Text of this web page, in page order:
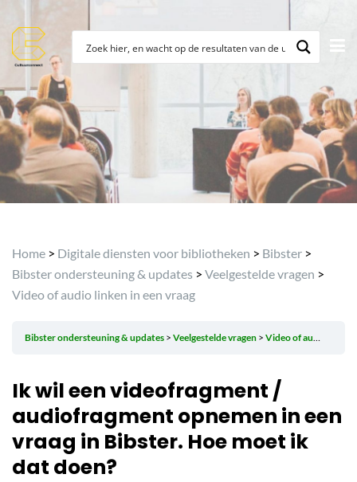
Archief
Home > Digitale diensten voor bibliotheken > Bibster >
Bibster ondersteuning & updates > Veelgestelde vragen >
Video of audio linken in een vraag
Bibster ondersteuning & updates Veelgestelde vragen Video of audio linken in een vraag
Ik wil een videofragment /
audiofragment opnemen in een
vraag in Bibster. Hoe moet ik
dat doen?